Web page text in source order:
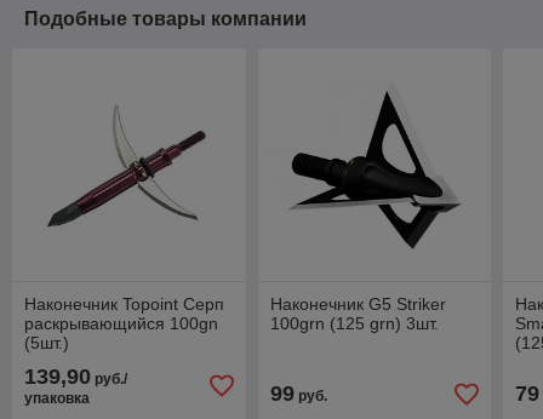
Подобные товары компании
Наконечник Topoint Серп
раскрывающийся 100gn
(5шт.)
139,90 руб./
упаковка
Наконечник G5 Striker
100grn (125 grn) 3шт.
99руб. 79